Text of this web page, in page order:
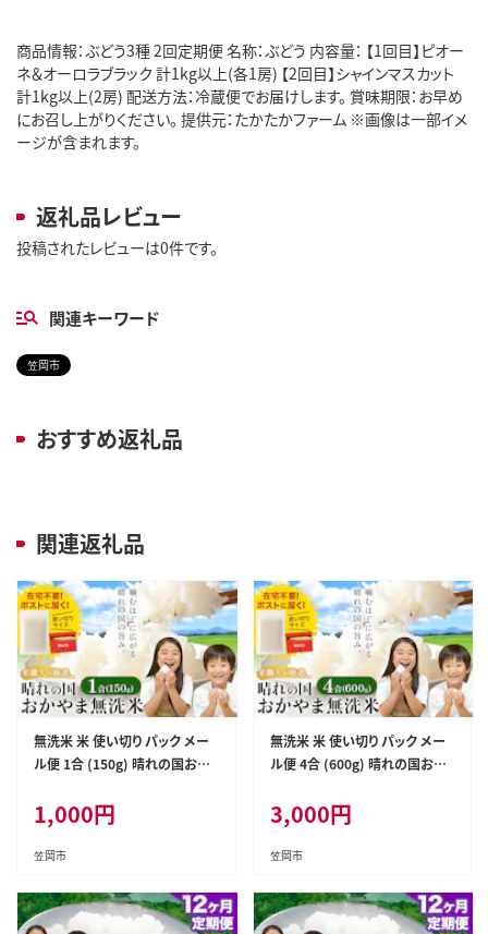
商品情報：ぶどう3種 2回定期便 名称：ぶどう 内容量： 【1回目】ピオー
ネ＆オーロラブラック 計1kg以上(各1房) 【2回目】シャインマスカット
計1kg以上(2房) 配送方法：冷蔵便でお届けします。 賞味期限：お早め
にお召し上がりください。 提供元：たかたかファーム ※画像は一部イメ
ージが含まれます。
返礼品レビュー
投稿されたレビューは0件です。
関連キーワード
笠岡市
おすすめ返礼品
関連返礼品
無洗米 米 使い切り パック メー
ル便 1合 (150g) 晴れの国おか
定(土日祝除く)》岡山県 笠岡市
送料無料 岡山県産 米 ふるさと
納税 わけあり 以上のお米ならこ
kome---kasaoka_zsy_341_1
50---
1,000円
笠岡市
無洗米 米 使い切り パック メー
ル便 4合 (600g) 晴れの国おか
定(土日祝除く)》岡山県 笠岡市
送料無料 岡山県産 米 ふるさと
納税 わけあり 以上のお米ならこ
kome---kasaoka_zsy_343_4
50---
3,000円
笠岡市